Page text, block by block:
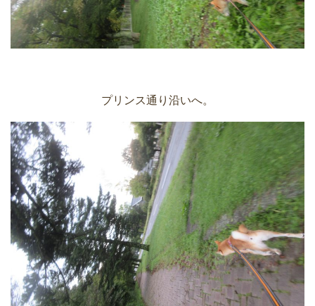
プリンス通り沿いへ。